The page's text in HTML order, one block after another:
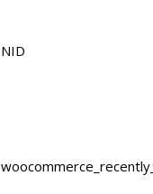
NID